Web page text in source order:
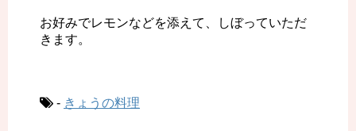
お好みでレモンなどを添えて、しぼっていただ
きます。
- きょうの料理